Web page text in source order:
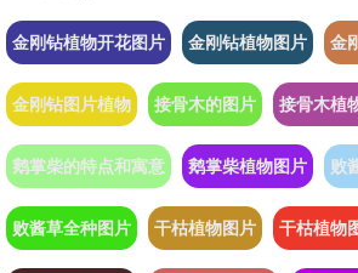
金刚钻植物开花图片 金刚钻植物图片 金
金刚钻图片植物 接骨木的图片 接骨木植
鹅掌柴的特点和寓意 鹅掌柴植物图片 败
败酱草全种图片 干枯植物图片 干枯植物